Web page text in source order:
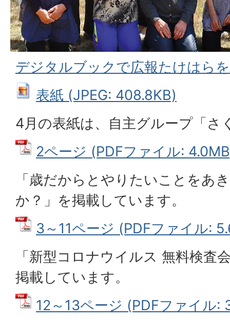
デジタルブックで広報たけはら
表紙 (JPEG: 408.8KB)
4月の表紙は、自主グループ「さ
2ページ (PDFファイル:
「歳だからとやりたいことをあ
か？」を掲載しています。
3～11ページ (PDFファイル:
「新型コロナウイルス 無料検査
掲載しています。
12～13ページ (PDFファイル: